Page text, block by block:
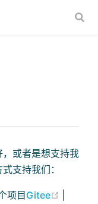
或者是想支持我
支持我们：
项目 Gitee